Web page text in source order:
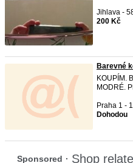
Jihlava -
200 Kč
Barevné
KOUPÍM.
MODRÉ.
Praha 1 -
Dohodou